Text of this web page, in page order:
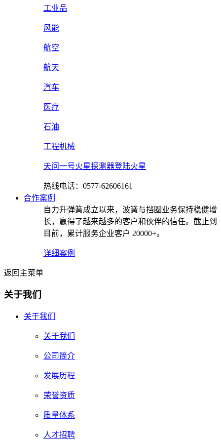
工业品
风能
航空
航天
汽车
医疗
石油
工程机械
天问一号火星探测器登陆火星
热线电话：0577-62606161
合作案例
自力升弹簧成立以来，波簧与挡圈业务保持稳健增
长，赢得了越来越多的客户和伙伴的信任。截止到
目前，累计服务企业客户 20000+。
详细案例
返回主菜单
关于我们
关于我们
关于我们
公司简介
发展历程
荣誉资质
质量体系
人才招聘